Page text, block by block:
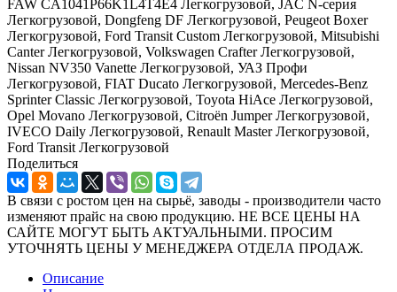
FAW CA1041P66K1L4T4E4 Легкогрузовой, JAC N-серия
Легкогрузовой, Dongfeng DF Легкогрузовой, Peugeot Boxer
Легкогрузовой, Ford Transit Custom Легкогрузовой, Mitsubishi
Canter Легкогрузовой, Volkswagen Crafter Легкогрузовой,
Nissan NV350 Vanette Легкогрузовой, УАЗ Профи
Легкогрузовой, FIAT Ducato Легкогрузовой, Mercedes-Benz
Sprinter Classic Легкогрузовой, Toyota HiAce Легкогрузовой,
Opel Movano Легкогрузовой, Citroën Jumper Легкогрузовой,
IVECO Daily Легкогрузовой, Renault Master Легкогрузовой,
Ford Transit Легкогрузовой
Поделиться
В связи с ростом цен на сырьё, заводы - производители часто
изменяют прайс на свою продукцию. НЕ ВСЕ ЦЕНЫ НА
САЙТЕ МОГУТ БЫТЬ АКТУАЛЬНЫМИ. ПРОСИМ
УТОЧНЯТЬ ЦЕНЫ У МЕНЕДЖЕРА ОТДЕЛА ПРОДАЖ.
Описание